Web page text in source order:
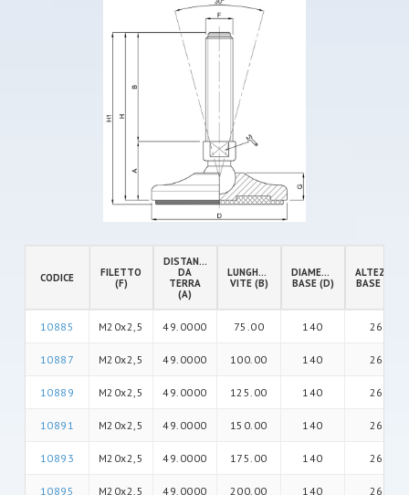
CODICE
FILETTO
(F)
DISTANZA
DA
TERRA
(A)
LUNGHEZZA
VITE (B)
DIAMETRO
BASE (D)
ALTEZZA
BASE (G)
10885 M20x2,5 49.0000 75.00 140 26
10887 M20x2,5 49.0000 100.00 140 26
10889 M20x2,5 49.0000 125.00 140 26
10891 M20x2,5 49.0000 150.00 140 26
10893 M20x2,5 49.0000 175.00 140 26
10895 M20x2,5 49.0000 200.00 140 26